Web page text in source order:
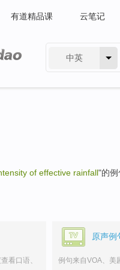
有道精品课 云笔记
中英
of effective rainfall"的例
看口语、
原声例
例句来自VOA、美